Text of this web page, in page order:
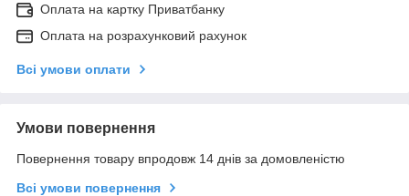
Оплата на картку Приватбанку
Оплата на розрахунковий рахунок
Всі умови оплати
Умови повернення
Повернення товару впродовж 14 днів за домовленістю
Всі умови повернення